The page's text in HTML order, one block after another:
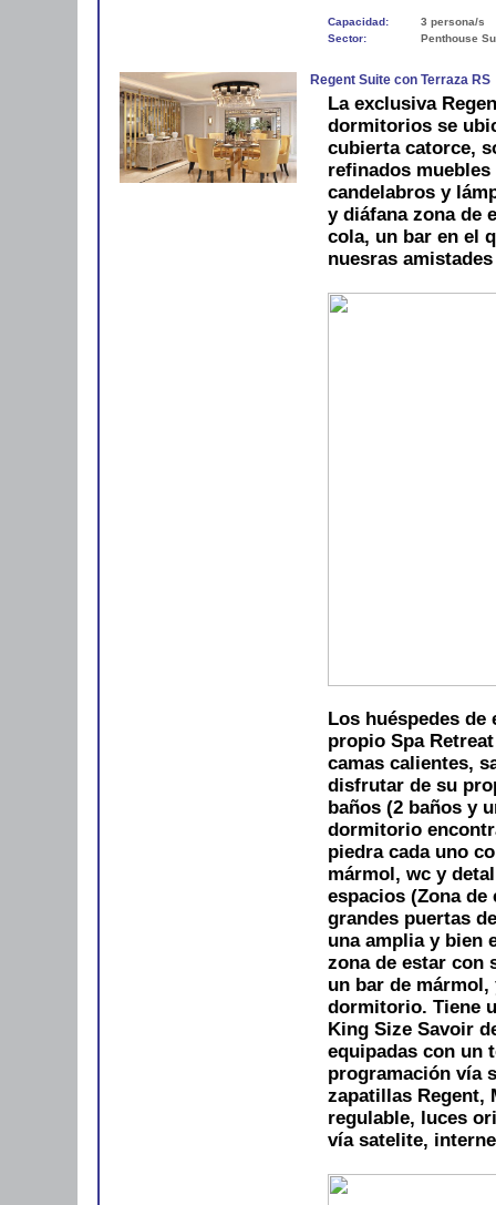
Capacidad:
3 persona/s
Sector:
Penthouse
Regent Suite con Terraza RS
La exclusiva
dormitorios se
cubierta catorce,
refinados
candelabros y
y diáfana zona de
cola, un bar en el
nuesras
Los huéspedes
propio Spa
camas calientes,
disfrutar de su
baños (2 baños y
dormitorio
piedra cada uno
mármol, wc y
espacios (Zona
grandes puertas
una amplia y bien
zona de estar con
un bar de
dormitorio. Tiene
King Size Savoir
equipadas con un
programación vía
zapatillas Regent,
regulable, luces
vía satelite,